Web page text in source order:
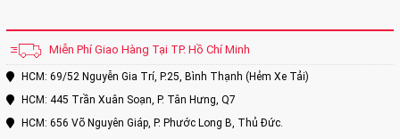
Miễn Phí Giao Hàng Tại TP. Hồ Chí Minh
HCM: 69/52 Nguyễn Gia Trí, P.25, Bình Thạnh (Hẻm Xe Tải)
HCM: 445 Trần Xuân Soạn, P. Tân Hưng, Q7
HCM: 656 Võ Nguyên Giáp, P. Phước Long B, Thủ Đức.